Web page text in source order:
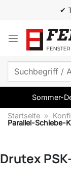
springen
✔
Suchen
Sommer-
Startseite »
Parallel-Schiebe-
Drutex